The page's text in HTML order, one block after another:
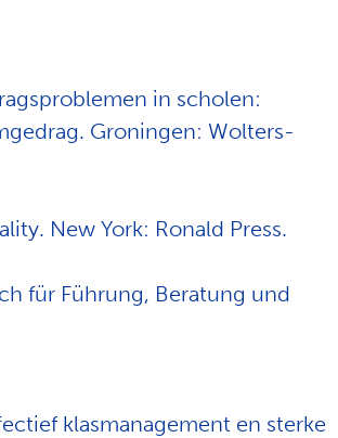
in scholen:
Groningen: Wolters-
New York: Ronald Press.
für Führung, Beratung und
klasmanagement en sterke